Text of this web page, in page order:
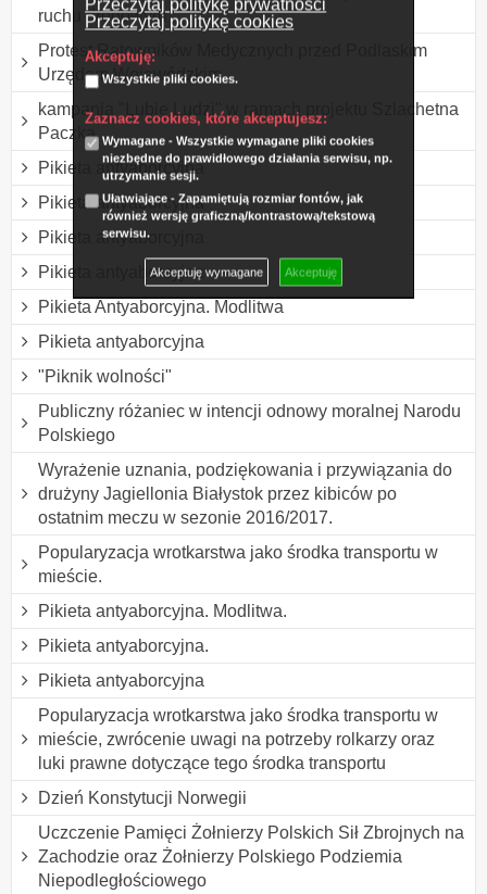
Przeczytaj politykę prywatności
Przeczytaj politykę cookies
Akceptuję:
Wszystkie pliki cookies.
Zaznacz cookies, które akceptujesz:
Wymagane - Wszystkie wymagane pliki cookies
niezbędne do prawidłowego działania serwisu, np.
utrzymanie sesji.
Ułatwiające - Zapamiętują rozmiar fontów, jak
również wersję graficzną/kontrastową/tekstową
serwisu.
Akceptuję wymagane Akceptuję
ruchu drogowym
Protest Ratowników Medycznych przed Podlaskim
Urzędem Wojewódzkim
kampania "Lubię Ludzi" w ramach projektu Szlachetna
Paczka
Pikieta antyaborcyjna
Pikieta antyaborcyjna
Pikieta antyaborcyjna
Pikieta antyaborcyjna
Pikieta Antyaborcyjna. Modlitwa
Pikieta antyaborcyjna
"Piknik wolności"
Publiczny różaniec w intencji odnowy moralnej Narodu
Polskiego
Wyrażenie uznania, podziękowania i przywiązania do
drużyny Jagiellonia Białystok przez kibiców po
ostatnim meczu w sezonie 2016/2017.
Popularyzacja wrotkarstwa jako środka transportu w
mieście.
Pikieta antyaborcyjna. Modlitwa.
Pikieta antyaborcyjna.
Pikieta antyaborcyjna
Popularyzacja wrotkarstwa jako środka transportu w
mieście, zwrócenie uwagi na potrzeby rolkarzy oraz
luki prawne dotyczące tego środka transportu
Dzień Konstytucji Norwegii
Uczczenie Pamięci Żołnierzy Polskich Sił Zbrojnych na
Zachodzie oraz Żołnierzy Polskiego Podziemia
Niepodległościowego